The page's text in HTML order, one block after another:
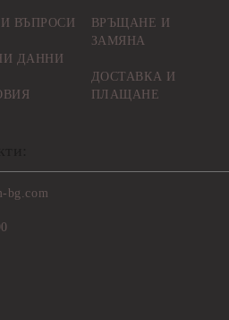
ВЪПРОСИ
ДАННИ
ВРЪЩАНЕ И
ЗАМЯНА
ДОСТАВКА И
ПЛАЩАНЕ
bg.com